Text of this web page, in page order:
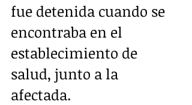
fue detenida cuando se
encontraba en el
establecimiento de
salud, junto a la
afectada.